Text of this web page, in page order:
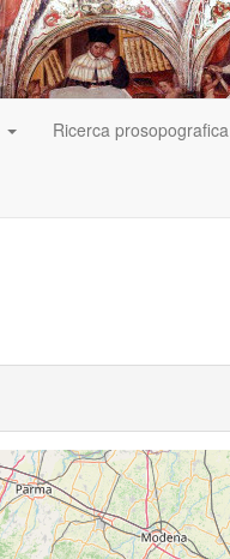
Ricerca prosopografica